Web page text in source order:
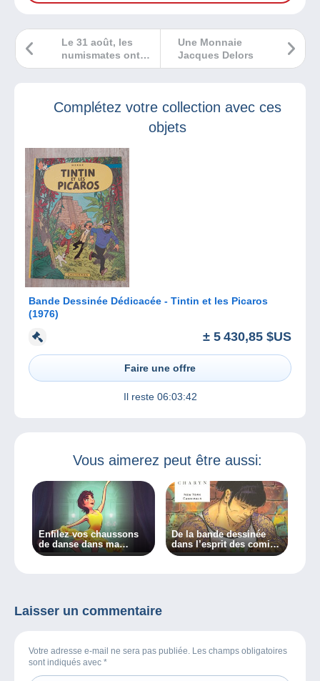
Une Monnaie
Jacques Delors
Le 31 août, les
numismates ont
rendez-vous à
Complétez votre collection avec ces
objets
Bande Dessinée Dédicacée - Tintin et les Picaros
(1976)
± 5 430,85 $US
Faire une offre
Il reste 06:03:42
Vous aimerez peut être aussi:
Enfilez vos chaussons
de danse dans ma
nouvelle chronique BD !
De la bande dessinée
dans l’esprit des comics
!
Laisser un commentaire
Votre adresse e-mail ne sera pas publiée. Les champs obligatoires
sont indiqués avec *